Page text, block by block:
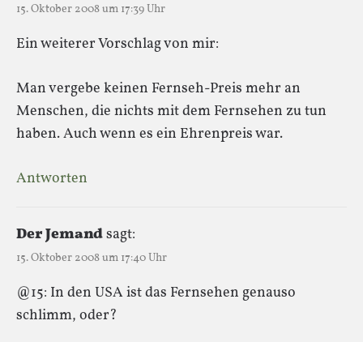
15. Oktober 2008 um 17:39 Uhr
Ein weiterer Vorschlag von mir:
Man vergebe keinen Fernseh-Preis mehr an
Menschen, die nichts mit dem Fernsehen zu tun
haben. Auch wenn es ein Ehrenpreis war.
Antworten
Der Jemandsagt:
15. Oktober 2008 um 17:40 Uhr
@15: In den USA ist das Fernsehen genauso
schlimm, oder?